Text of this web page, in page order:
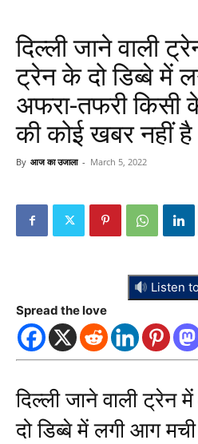
दिल्ली जाने वाली
ट्रेन के दो डिब्बे में
अफरा-तफरी किसी
की कोई खबर नहीं है
By आज का उजाला - March 5, 2022
Listen
Spread the love
दिल्ली जाने वाली
दो डिब्बे में लगी आग